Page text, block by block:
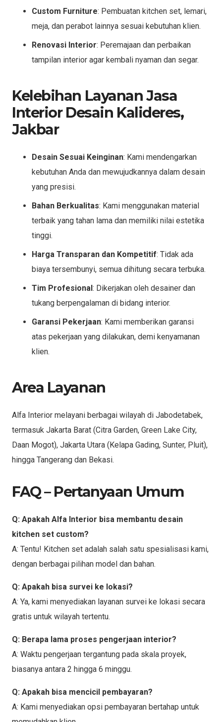
Custom Furniture: Pembuatan kitchen set, lemari,
meja, dan perabot lainnya sesuai kebutuhan klien.
Renovasi Interior: Peremajaan dan perbaikan
tampilan interior agar kembali nyaman dan segar.
Kelebihan Layanan Jasa
Interior Desain Kalideres,
Jakbar
Desain Sesuai Keinginan: Kami mendengarkan
kebutuhan Anda dan mewujudkannya dalam desain
yang presisi.
Bahan Berkualitas: Kami menggunakan material
terbaik yang tahan lama dan memiliki nilai estetika
tinggi.
Harga Transparan dan Kompetitif: Tidak ada
biaya tersembunyi, semua dihitung secara terbuka.
Tim Profesional: Dikerjakan oleh desainer dan
tukang berpengalaman di bidang interior.
Garansi Pekerjaan: Kami memberikan garansi
atas pekerjaan yang dilakukan, demi kenyamanan
klien.
Area Layanan
Alfa Interior melayani berbagai wilayah di Jabodetabek,
termasuk Jakarta Barat (Citra Garden, Green Lake City,
Daan Mogot), Jakarta Utara (Kelapa Gading, Sunter, Pluit),
hingga Tangerang dan Bekasi.
FAQ – Pertanyaan Umum
Q: Apakah Alfa Interior bisa membantu desain
kitchen set custom?
A: Tentu! Kitchen set adalah salah satu spesialisasi kami,
dengan berbagai pilihan model dan bahan.
Q: Apakah bisa survei ke lokasi?
A: Ya, kami menyediakan layanan survei ke lokasi secara
gratis untuk wilayah tertentu.
Q: Berapa lama proses pengerjaan interior?
A: Waktu pengerjaan tergantung pada skala proyek,
biasanya antara 2 hingga 6 minggu.
Q: Apakah bisa mencicil pembayaran?
A: Kami menyediakan opsi pembayaran bertahap untuk